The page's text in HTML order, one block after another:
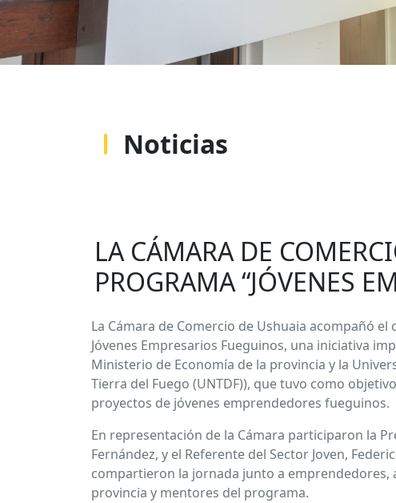
Noticias
LA CÁMARA DE
PROGRAMA “JÓVENES
La Cámara de Comercio de Ushuaia acompañó
Jóvenes Empresarios Fueguinos, una iniciativa
Ministerio de Economía de la provincia y la
Tierra del Fuego (UNTDF)), que tuvo como
proyectos de jóvenes emprendedores fueguinos.
En representación de la Cámara participaron la
Fernández, y el Referente del Sector Joven,
compartieron la jornada junto a emprendedores,
provincia y mentores del programa.